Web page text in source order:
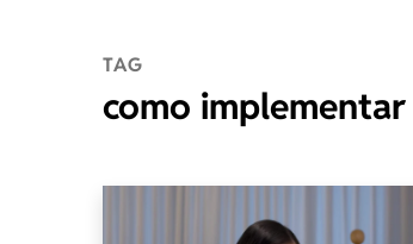
TAG
como